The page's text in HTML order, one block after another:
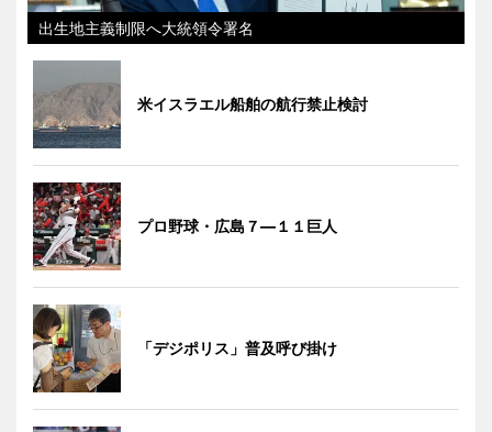
出生地主義制限へ大統領令署名
米イスラエル船舶の航行禁止検討
プロ野球・広島７―１１巨人
「デジポリス」普及呼び掛け